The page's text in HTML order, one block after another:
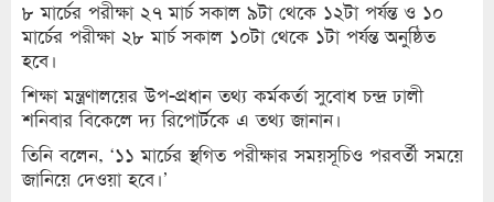
৮ মার্চের পরীক্ষা ২৭ মার্চ সকাল ৯টা থেকে ১২টা পর্যন্ত ও ১০
মার্চের পরীক্ষা ২৮ মার্চ সকাল ১০টা থেকে ১টা পর্যন্ত অনুষ্ঠিত
হবে।
শিক্ষা মন্ত্রণালয়ের উপ-প্রধান তথ্য কর্মকর্তা সুবোধ চন্দ্র ঢালী
শনিবার বিকেলে দ্য রিপোর্টকে এ তথ্য জানান।
তিনি বলেন, ‘১১ মার্চের স্থগিত পরীক্ষার সময়সূচিও পরবর্তী সময়ে
জানিয়ে দেওয়া হবে।’